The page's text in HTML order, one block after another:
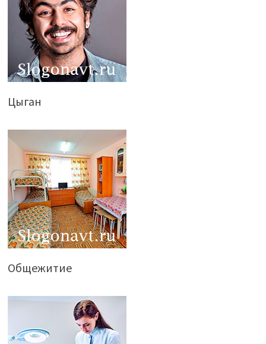
Цыган
Общежитие